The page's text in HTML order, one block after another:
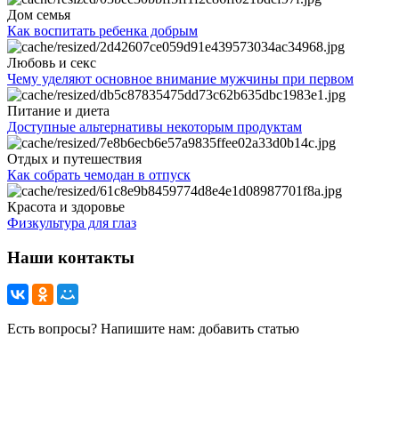
Дом семья
Как воспитать ребенка добрым
Любовь и секс
Чему уделяют основное внимание мужчины при первом
Питание и диета
Доступные альтернативы некоторым продуктам
Отдых и путешествия
Как собрать чемодан в отпуск
Красота и здоровье
Физкультура для глаз
Наши контакты
Есть вопросы? Напишите нам: добавить статью